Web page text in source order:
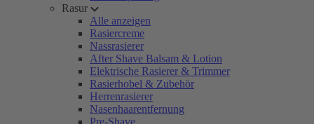
Rasur
Alle anzeigen
Rasiercreme
Nassrasierer
After Shave Balsam & Lotion
Elektrische Rasierer & Trimmer
Rasierhobel & Zubehör
Herrenrasierer
Nasenhaarentfernung
Pre-Shave